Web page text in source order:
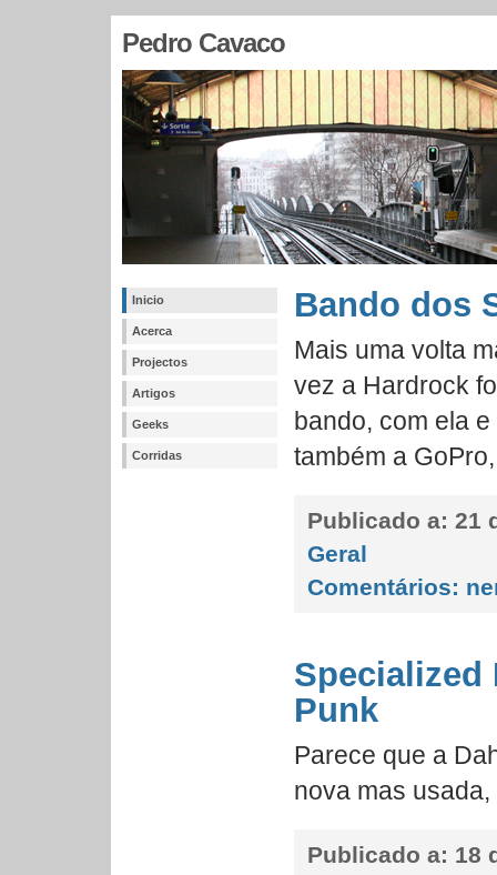
Pedro Cavaco
Inicio
Acerca
Projectos
Artigos
Geeks
Corridas
Bando dos
Mais uma volta
vez a Hardrock
bando, com ela
também a
Publicado a: 21
Geral
Comentários:
Specialized
Punk
Parece que a
nova mas
Publicado a: 18